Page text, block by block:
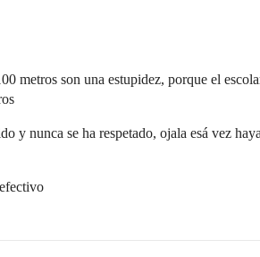
metros son una estupidez, porque el
y nunca se ha respetado, ojala esá vez